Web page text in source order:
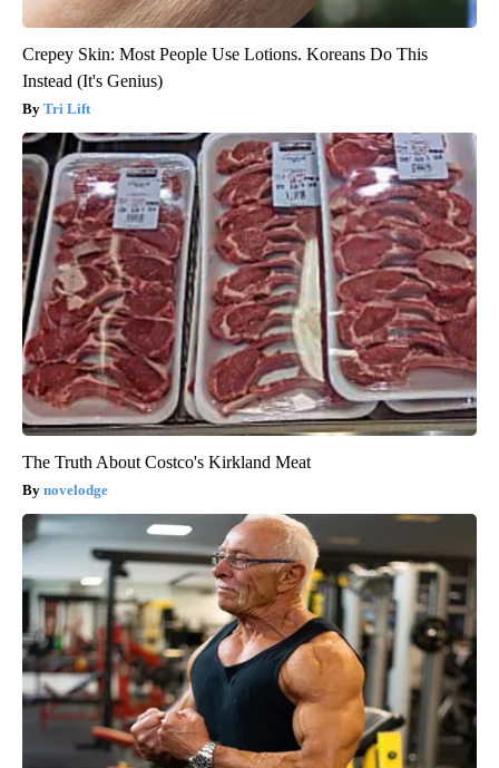
Crepey Skin: Most People Use Lotions. Koreans Do This
Instead (It's Genius)
Tri Lift
The Truth About Costco's Kirkland Meat
novelodge